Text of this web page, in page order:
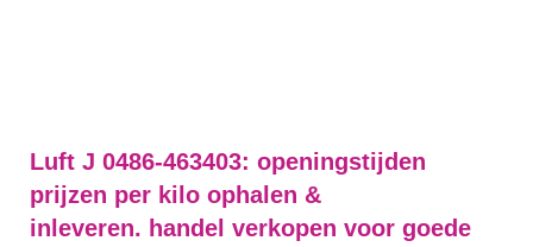
Luft J 0486-463403: openingstijden
prijzen per kilo ophalen &
inleveren. handel verkopen voor goede